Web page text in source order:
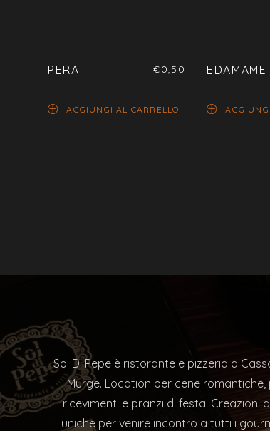
PERA €0,50
AGGIUNGI AL CARRELLO
EDAMAME
Sol Di Pepe è ristorante e pizzeria a
Murge. Location per cene romantiche,
ricevimenti e pranzi di festa. Creazioni
uniche per venire incontro a tutti i